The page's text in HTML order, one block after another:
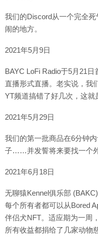
我们的Discord从一个完全
闹的地方。
2021年5月9日
BAYC LoFi Radio于5月21
直播形式直播。老实说，我
YT频道搞错了好几次，这就
2021年5月29日
我们的第一批商品在6分钟
子……并发誓将来要找一个外
2021年6月18日
无聊猿Kennel俱乐部
每个所有者都可以从Bored
伴侣犬NFT。适应期为一周
所有收益都捐给了几家动物